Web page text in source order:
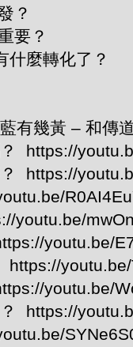
？
要？
什麼轉化了？
有幾黃 – 和
https://
https://
youtu.be/
youtu.be/
https://
youtu.be/
https://